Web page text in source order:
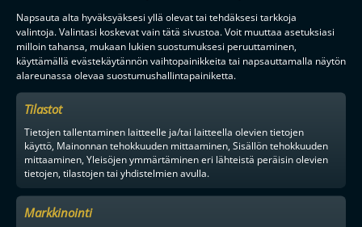
Napsauta alta hyväksyäksesi yllä olevat tai tehdäksesi tarkkoja
valintoja. Valintasi koskevat vain tätä sivustoa. Voit muuttaa asetuksiasi
milloin tahansa, mukaan lukien suostumuksesi peruuttaminen,
käyttämällä evästekäytännön vaihtopainikkeita tai napsauttamalla näytön
alareunassa olevaa suostumushallintapainiketta.
Tilastot
Tietojen tallentaminen laitteelle ja/tai laitteella olevien tietojen
käyttö, Mainonnan tehokkuuden mittaaminen, Sisällön tehokkuuden
mittaaminen, Yleisöjen ymmärtäminen eri lähteistä peräisin olevien
tietojen, tilastojen tai yhdistelmien avulla.
Markkinointi
YHTEYSTIEDOT
MEDIALLE
EVÄSTEKÄYTÄNNÖT
TIETOSUOJA